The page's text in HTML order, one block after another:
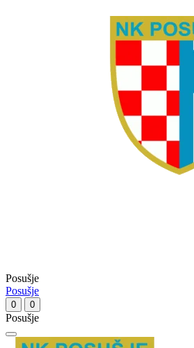
Posušje
Posušje
0 0
Posušje